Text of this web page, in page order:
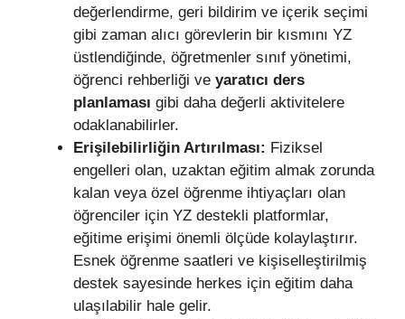
değerlendirme, geri bildirim ve içerik seçimi
gibi zaman alıcı görevlerin bir kısmını YZ
üstlendiğinde, öğretmenler sınıf yönetimi,
öğrenci rehberliği ve yaratıcı ders
planlaması gibi daha değerli aktivitelere
odaklanabilirler.
Erişilebilirliğin Artırılması: Fiziksel
engelleri olan, uzaktan eğitim almak zorunda
kalan veya özel öğrenme ihtiyaçları olan
öğrenciler için YZ destekli platformlar,
eğitime erişimi önemli ölçüde kolaylaştırır.
Esnek öğrenme saatleri ve kişiselleştirilmiş
destek sayesinde herkes için eğitim daha
ulaşılabilir hale gelir.